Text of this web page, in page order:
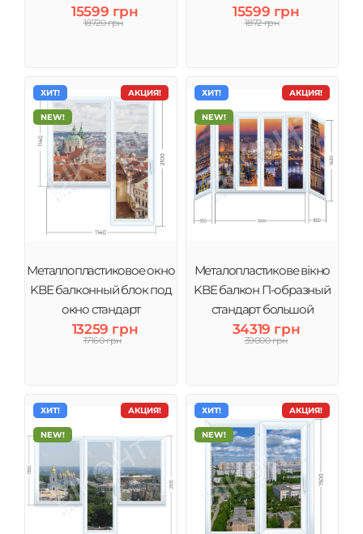
15599 грн
18720 грн
15599 грн
1872 грн
АКЦИЯ!
ХИТ!
NEW!
Металлопластиковое окно
KBE балконный блок под
окно стандарт
13259 грн
17160 грн
АКЦИЯ!
ХИТ!
NEW!
Металопластикове вікно
KBE балкон П-образный
стандарт большой
34319 грн
39000 грн
АКЦИЯ!
ХИТ!
NEW!
АКЦИЯ!
ХИТ!
NEW!